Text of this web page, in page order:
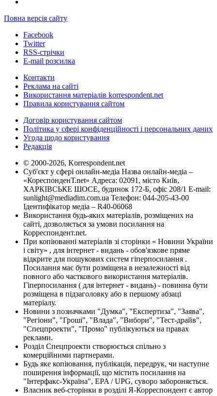
Повна версія сайту
Facebook
Twitter
RSS-стрічки
E-mail розсилка
Контакти
Реклама на сайті
Використання матеріалів korrespondent.net
Правила користування сайтом
Договір користування сайтом
Політика у сфері конфіденційності і персональних даних
Угода щодо користування
Редакція
© 2000-2026, Korrespondent.net
Суб'єкт у сфері онлайн-медіа Назва онлайн-медіа –
«КореспонденТ.net» Адреса: 02091, місто Київ,
ХАРКІВСЬКЕ ШОСЕ, будинок 172-Б, офіс 208/1 E-mail:
sunlight@mediadim.com.ua Телефон: 044-205-43-00
Ідентифікатор медіа – R40-06068
Використання будь-яких матеріалів, розміщених на
сайті, дозволяється за умови посилання на
Корреспондент.net.
При копіюванні матеріалів зі сторінки « Новини України
і світу» , для інтернет - видань - обов'язкове пряме
відкрите для пошукових систем гіперпосилання .
Посилання має бути розміщена в незалежності від
повного або часткового використання матеріалів.
Гіперпосилання ( для інтернет - видань) - повинна бути
розміщена в підзаголовку або в першому абзаці
матеріалу.
Новини з позначками "Думка", "Експертиза", "Заява",
"Регіони", "Гроші", "Влада", "Вибори", "Тест-драйв",
"Спецпроекти", "Промо" публікуються на правах
реклами.
Розділ Спецпроекти створюється спільно з
комерційними партнерами.
Будь яке копіювання, публікація, передрук, чи наступне
поширення інформації, що містить посилання на
"Інтерфакс-Україна", EPA / UPG, суворо забороняється.
Власник веб-сторінки в розділі Я-Корреспондент є автор